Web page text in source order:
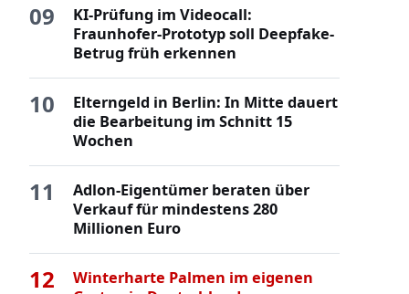
09
KI-Prüfung im Videocall:
Fraunhofer-Prototyp soll Deepfake-
Betrug früh erkennen
10
Elterngeld in Berlin: In Mitte dauert
die Bearbeitung im Schnitt 15
Wochen
11
Adlon-Eigentümer beraten über
Verkauf für mindestens 280
Millionen Euro
12
Winterharte Palmen im eigenen